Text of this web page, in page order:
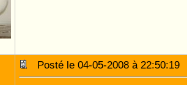
Posté le 04-05-2008 à